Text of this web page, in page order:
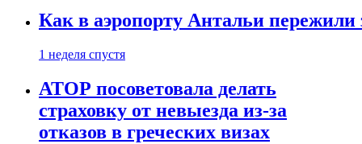
Как в аэропорту Антальи
1 неделя спустя
АТОР посоветовала делать
страховку от невыезда из-за
отказов в греческих визах